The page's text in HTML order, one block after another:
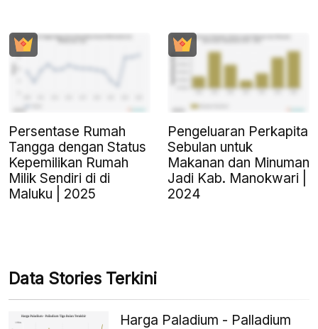
Persentase Rumah
Tangga dengan Status
Kepemilikan Rumah
Milik Sendiri di di
Maluku | 2025
Pengeluaran Perkapita
Sebulan untuk
Makanan dan Minuman
Jadi Kab. Manokwari |
2024
Data Stories Terkini
Harga Paladium - Palladium